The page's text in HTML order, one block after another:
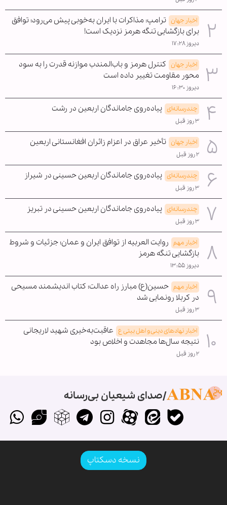
اخبار جهان ترامپ: مذاکرات با ایران به‌خوبی پیش می‌رود؛ توافق
برای بازگشایی تنگه هرمز نزدیک است!
دیروز ۱۷:۲۸
اخبار جهان کنترل هرمز و باب‌المندب موازنه قدرت را به سود
محور مقاومت تغییر داده است
دیروز ۱۶:۳۰
چندرسانه‌ای پیاده‌روی جاماندگان اربعین در رشت
۳ روز قبل
اخبار جهان تأخیر عراق در اعزام زائران افغانستانی اربعین
۲ روز قبل
چندرسانه‌ای پیاده‌روی جاماندگان اربعین حسینی در شیراز
۳ روز قبل
چندرسانه‌ای پیاده‌روی جاماندگان اربعین حسینی در تبریز
۳ روز قبل
اخبار مهم روایت العربیه از توافق ایران و عمان؛ جزئیات و شروط
بازگشایی تنگه هرمز
دیروز ۱۳:۵۵
اخبار مهم حسین(ع) مبارز راه عدالت؛ کتاب اندیشمند مسیحی
در کربلا رونمایی شد
۳ روز قبل
اخبار نهادهای دینی و اهل بیتی ع عاقبت‌به‌خیری شهید لاریجانی
نتیجه سال‌ها مجاهدت و اخلاص بود
۲ روز قبل
صدای شیعیان بی‌رسانه
نسخه دسکتاپ